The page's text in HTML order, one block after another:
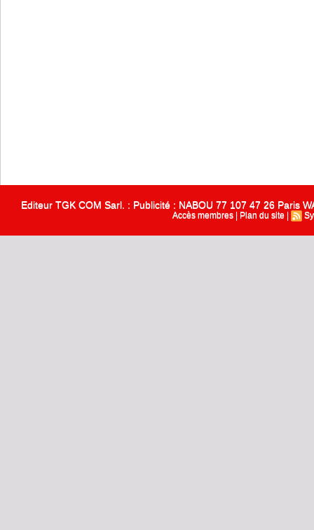
Editeur TGK COM Sarl. : Publicité : NABOU 77 107 47 26 Paris
Accès membres Plan du site